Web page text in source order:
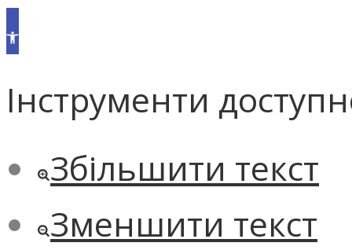
Відкрити
Панель
інструментів
Інструменти
Збільшити текст
Зменшити текст